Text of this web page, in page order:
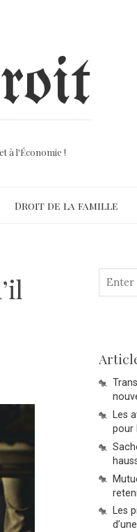
à l'Économie !
Droit de la famille
Les
pour
Les